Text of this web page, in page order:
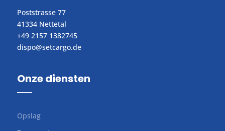
Poststrasse 77
41334 Nettetal
+49 2157 1382745
dispo@setcargo.de
Onze diensten
Opslag